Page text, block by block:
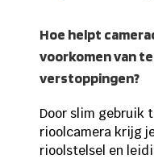
Hoe helpt
voorkomen van
verstoppingen?
Door slim gebruik
rioolcamera krijg
rioolstelsel en